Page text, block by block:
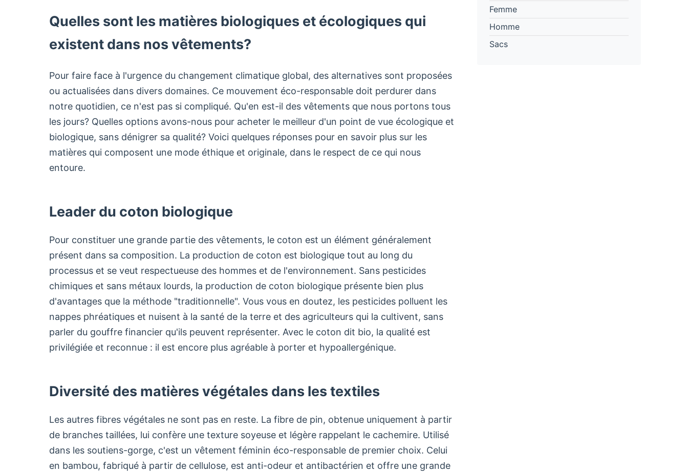
Quelles sont les matières biologiques et écologiques qui
existent dans nos vêtements?
Pour faire face à l'urgence du changement climatique global, des alternatives sont proposées
ou actualisées dans divers domaines. Ce mouvement éco-responsable doit perdurer dans
notre quotidien, ce n'est pas si compliqué. Qu'en est-il des vêtements que nous portons tous
les jours? Quelles options avons-nous pour acheter le meilleur d'un point de vue écologique et
biologique, sans dénigrer sa qualité? Voici quelques réponses pour en savoir plus sur les
matières qui composent une mode éthique et originale, dans le respect de ce qui nous
entoure.
Leader du coton biologique
Pour constituer une grande partie des vêtements, le coton est un élément généralement
présent dans sa composition. La production de coton est biologique tout au long du
processus et se veut respectueuse des hommes et de l'environnement. Sans pesticides
chimiques et sans métaux lourds, la production de coton biologique présente bien plus
d'avantages que la méthode "traditionnelle". Vous vous en doutez, les pesticides polluent les
nappes phréatiques et nuisent à la santé de la terre et des agriculteurs qui la cultivent, sans
parler du gouffre financier qu'ils peuvent représenter. Avec le coton dit bio, la qualité est
privilégiée et reconnue : il est encore plus agréable à porter et hypoallergénique.
Diversité des matières végétales dans les textiles
Les autres fibres végétales ne sont pas en reste. La fibre de pin, obtenue uniquement à partir
de branches taillées, lui confère une texture soyeuse et légère rappelant le cachemire. Utilisé
dans les soutiens-gorge, c'est un vêtement féminin éco-responsable de premier choix. Celui
en bambou, fabriqué à partir de cellulose, est anti-odeur et antibactérien et offre une grande
Femme
Homme
Sacs